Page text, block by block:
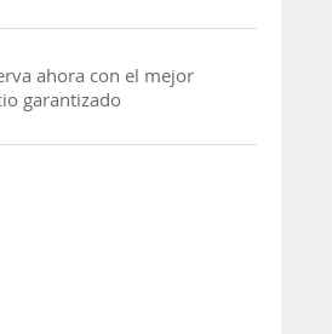
ahora con el mejor
garantizado